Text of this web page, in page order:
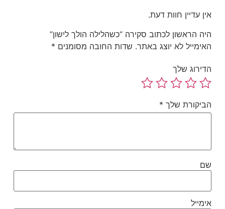
עדיין חוות דעת.
הראשון לכתוב סקירה “כשהלילה הולך לישון”
לא יוצג באתר. שדות החובה מסומנים*
שלך
שלך *